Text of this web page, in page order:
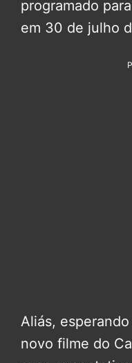
programado
em 30 de julho
Aliás,
novo filme do